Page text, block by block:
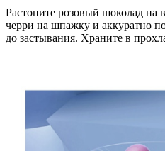
Растопите розовый шоколад на
черри на шпажку и аккуратно
до застывания. Храните в